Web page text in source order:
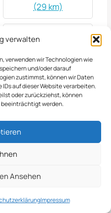
verwalten
verwenden wir Technologien wie
und/oder darauf
zustimmst, können wir Daten
auf dieser Website verarbeiten.
oder zurückziehst, können
werden.
Ansehen
Impressum
(29 km)
winterdienst in Bad
winterdienst in
Peine (35 km)
winterdienst in
Hessisch Oldendorf
winterdienst in